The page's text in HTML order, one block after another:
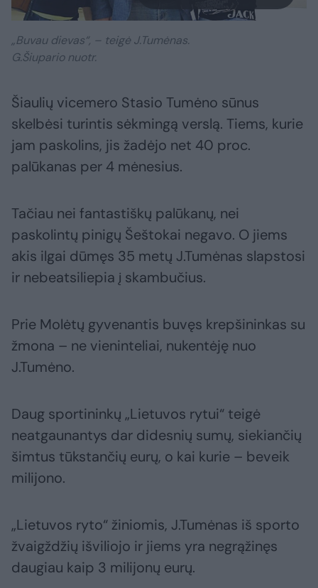
„Buvau dievas“, – teigė J.Tumėnas.
G.Šiupario nuotr.
Šiaulių vicemero Stasio Tumėno sūnus
skelbėsi turintis sėkmingą verslą. Tiems, kurie
jam paskolins, jis žadėjo net 40 proc.
palūkanas per 4 mėnesius.
Tačiau nei fantastiškų palūkanų, nei
paskolintų pinigų Šeštokai negavo. O jiems
akis ilgai dūmęs 35 metų J.Tumėnas slapstosi
ir nebeatsiliepia į skambučius.
Prie Molėtų gyvenantis buvęs krepšininkas su
žmona – ne vieninteliai, nukentėję nuo
J.Tumėno.
Daug sportininkų „Lietuvos rytui“ teigė
neatgaunantys dar didesnių sumų, siekiančių
šimtus tūkstančių eurų, o kai kurie – beveik
milijono.
„Lietuvos ryto“ žiniomis, J.Tumėnas iš sporto
žvaigždžių išviliojo ir jiems yra negrąžinęs
daugiau kaip 3 milijonų eurų.